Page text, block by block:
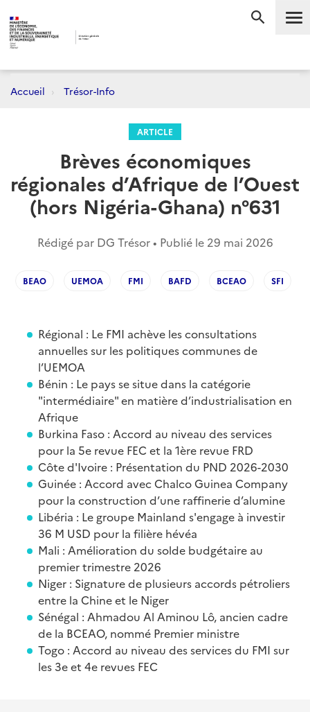
Accueil Trésor-Info
ARTICLE
Brèves économiques
régionales d’Afrique de l’Ouest
(hors Nigéria-Ghana) n°631
Rédigé par DG Trésor • Publié le 29 mai 2026
BEAO UEMOA FMI BAFD BCEAO SFI
Régional : Le FMI achève les consultations
annuelles sur les politiques communes de
l’UEMOA
Bénin : Le pays se situe dans la catégorie
"intermédiaire" en matière d’industrialisation en
Afrique
Burkina Faso : Accord au niveau des services
pour la 5e revue FEC et la 1ère revue FRD
Côte d'Ivoire : Présentation du PND 2026-2030
Guinée : Accord avec Chalco Guinea Company
pour la construction d’une raffinerie d’alumine
Libéria : Le groupe Mainland s'engage à investir
36 M USD pour la filière hévéa
Mali : Amélioration du solde budgétaire au
premier trimestre 2026
Niger : Signature de plusieurs accords pétroliers
entre la Chine et le Niger
Sénégal : Ahmadou Al Aminou Lô, ancien cadre
de la BCEAO, nommé Premier ministre
Togo : Accord au niveau des services du FMI sur
les 3e et 4e revues FEC